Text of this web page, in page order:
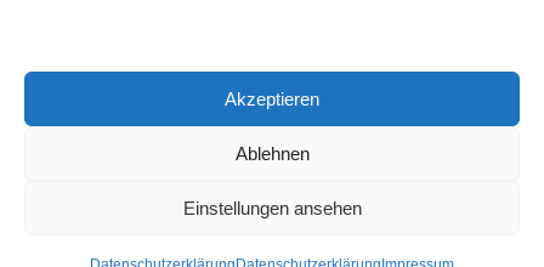
Akzeptieren
Ablehnen
Einstellungen ansehen
Entdecke viele weitere Whiskysin unserem
in den Whiskys des Monats.
© 2026 Notenschlüssel Leverkusen |Impressum|Datenschutz